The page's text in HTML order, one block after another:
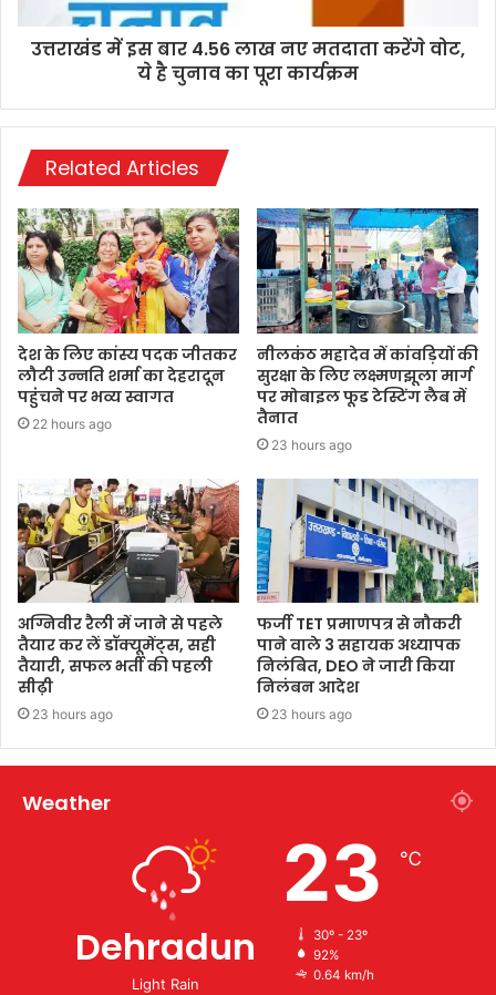
उत्तराखंड में इस बार 4.56 लाख नए मतदाता करेंगे वोट,
ये है चुनाव का पूरा कार्यक्रम
Related Articles
देश के लिए कांस्य पदक जीतकर
लौटी उन्नति शर्मा का देहरादून
पहुंंचने पर भव्य स्वागत
22 hours ago
नीलकंठ महादेव में कांवड़ियों की
सुरक्षा के लिए लक्ष्मणझूला मार्ग
पर मोबाइल फूड टेस्टिंग लैब में
तैनात
23 hours ago
अग्निवीर रैली में जाने से पहले
तैयार कर लें डॉक्यूमेंट्स, सही
तैयारी, सफल भर्ती की पहली
सीढ़ी
23 hours ago
फर्जी TET प्रमाणपत्र से नौकरी
पाने वाले 3 सहायक अध्यापक
निलंबित, DEO ने जारी किया
निलंबन आदेश
23 hours ago
Weather
Dehradun
Light Rain
23 ℃
30º - 23º
92%
0.64 km/h